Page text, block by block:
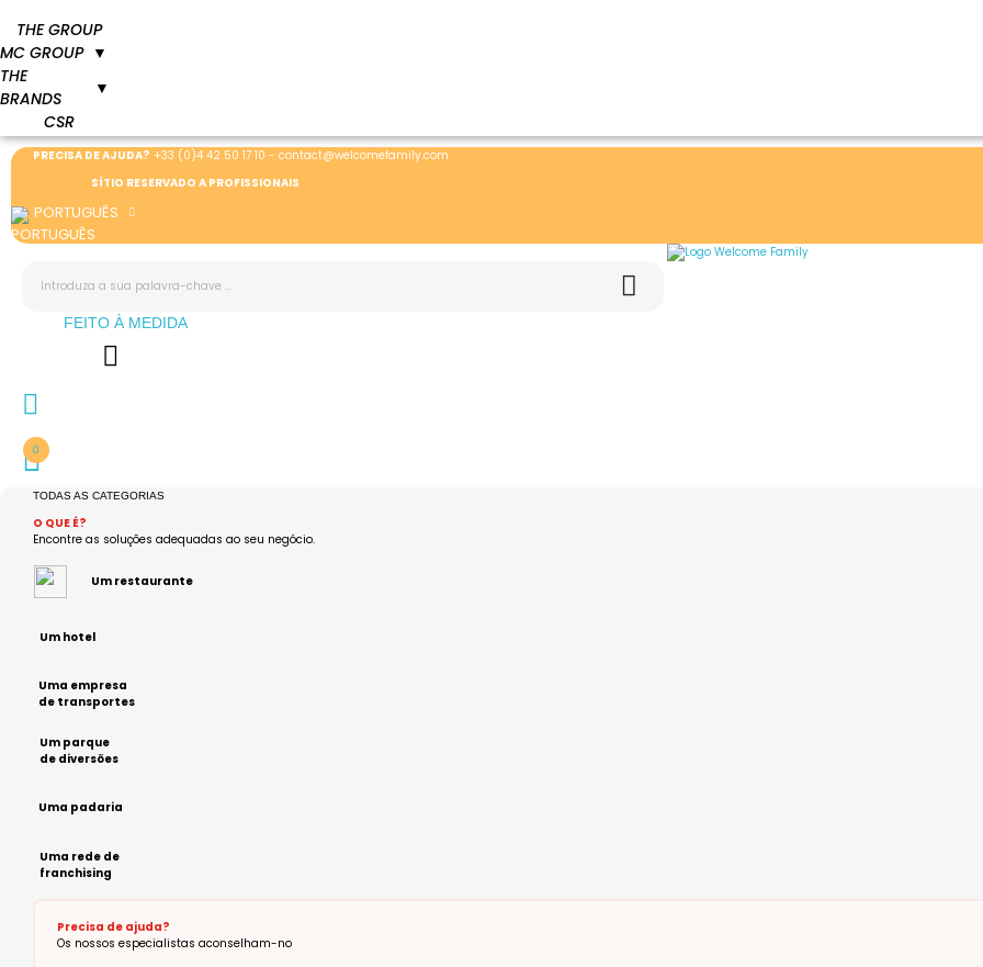
THE GROUP
MC GROUP ▼
THE
BRANDS
▼
CSR
PRECISA DE AJUDA? +33 (0)4 42 50 17 10 - contact@welcomefamily.com
SÍTIO RESERVADO A PROFISSIONAIS
PORTUGUÊS
FEITO À MEDIDA
0
TODAS AS CATEGORIAS
O QUE É?
Encontre as soluções adequadas ao seu negócio.
Um restaurante
Um hotel
Uma empresa
de transportes
Um parque
de diversões
Uma padaria
Uma rede de
franchising
Precisa de ajuda?
Os nossos especialistas aconselham-no